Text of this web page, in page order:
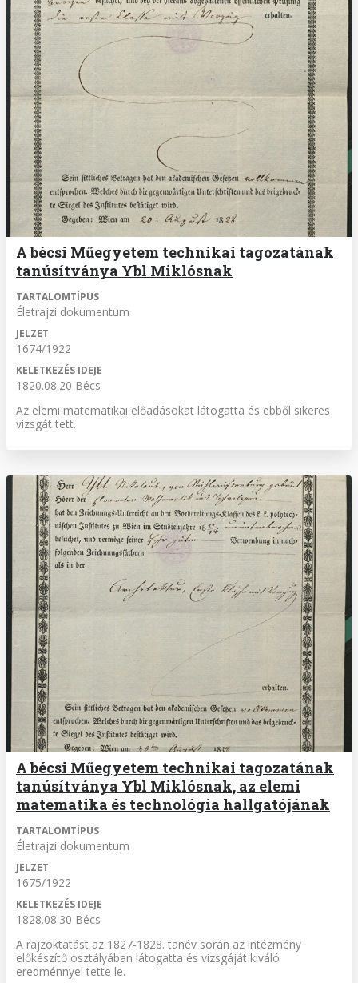
A bécsi Műegyetem technikai tagozatának
tanúsítványa Ybl Miklósnak
TARTALOMTÍPUS
Életrajzi dokumentum
JELZET
1674/1922
KELETKEZÉS IDEJE
1820.08.20 Bécs
Az elemi matematikai előadásokat látogatta és ebből sikeres
vizsgát tett.
A bécsi Műegyetem technikai tagozatának
tanúsítványa Ybl Miklósnak, az elemi
matematika és technológia hallgatójának
TARTALOMTÍPUS
Életrajzi dokumentum
JELZET
1675/1922
KELETKEZÉS IDEJE
1828.08.30 Bécs
A rajzoktatást az 1827-1828. tanév során az intézmény
előkészítő osztályában látogatta és vizsgáját kiváló
eredménnyel tette le.